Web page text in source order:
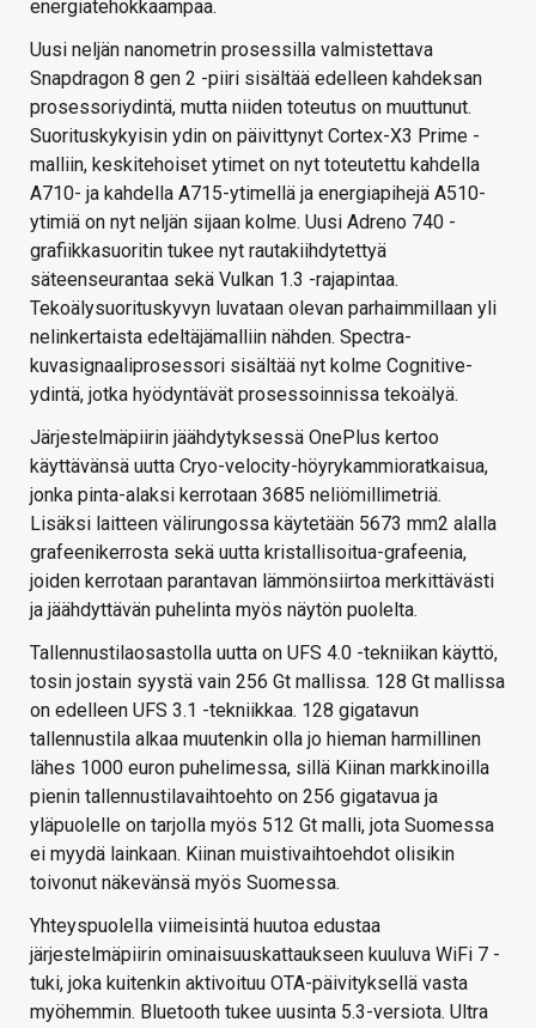
energiatehokkaampaa.
Uusi neljän nanometrin prosessilla valmistettava
Snapdragon 8 gen 2 -piiri sisältää edelleen kahdeksan
prosessoriydintä, mutta niiden toteutus on muuttunut.
Suorituskykyisin ydin on päivittynyt Cortex-X3 Prime -
malliin, keskitehoiset ytimet on nyt toteutettu kahdella
A710- ja kahdella A715-ytimellä ja energiapihejä A510-
ytimiä on nyt neljän sijaan kolme. Uusi Adreno 740 -
grafiikkasuoritin tukee nyt rautakiihdytettyä
säteenseurantaa sekä Vulkan 1.3 -rajapintaa.
Tekoälysuorituskyvyn luvataan olevan parhaimmillaan yli
nelinkertaista edeltäjämalliin nähden. Spectra-
kuvasignaaliprosessori sisältää nyt kolme Cognitive-
ydintä, jotka hyödyntävät prosessoinnissa tekoälyä.
Järjestelmäpiirin jäähdytyksessä OnePlus kertoo
käyttävänsä uutta Cryo-velocity-höyrykammioratkaisua,
jonka pinta-alaksi kerrotaan 3685 neliömillimetriä.
Lisäksi laitteen välirungossa käytetään 5673 mm2 alalla
grafeenikerrosta sekä uutta kristallisoitua-grafeenia,
joiden kerrotaan parantavan lämmönsiirtoa merkittävästi
ja jäähdyttävän puhelinta myös näytön puolelta.
Tallennustilaosastolla uutta on UFS 4.0 -tekniikan käyttö,
tosin jostain syystä vain 256 Gt mallissa. 128 Gt mallissa
on edelleen UFS 3.1 -tekniikkaa. 128 gigatavun
tallennustila alkaa muutenkin olla jo hieman harmillinen
lähes 1000 euron puhelimessa, sillä Kiinan markkinoilla
pienin tallennustilavaihtoehto on 256 gigatavua ja
yläpuolelle on tarjolla myös 512 Gt malli, jota Suomessa
ei myydä lainkaan. Kiinan muistivaihtoehdot olisikin
toivonut näkevänsä myös Suomessa.
Yhteyspuolella viimeisintä huutoa edustaa
järjestelmäpiirin ominaisuuskattaukseen kuuluva WiFi 7 -
tuki, joka kuitenkin aktivoituu OTA-päivityksellä vasta
myöhemmin. Bluetooth tukee uusinta 5.3-versiota. Ultra